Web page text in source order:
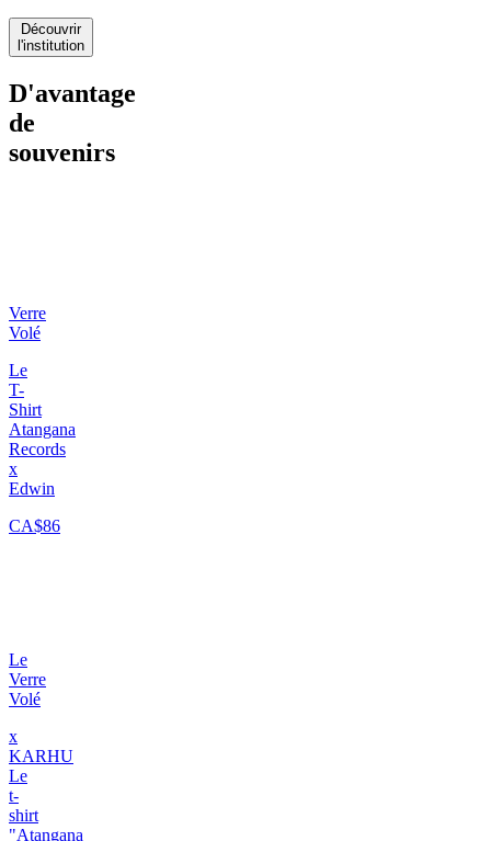
Découvrir
l'institution
D'avantage
de
souvenirs
Verre
Volé
Le
T-
Shirt
Atangana
Records
x
Edwin
CA$86
Le
Verre
Volé
x
KARHU
Le
t-
shirt
"Atangana